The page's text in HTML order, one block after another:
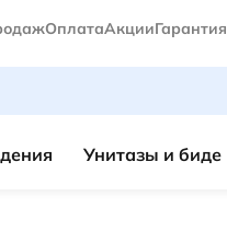
ОплатаАкцииГарантия
Унитазы и биде